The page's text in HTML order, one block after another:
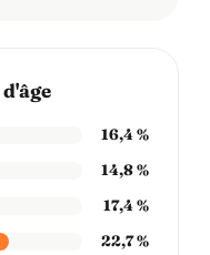
16,4 %
14,8 %
17,4 %
22,7 %